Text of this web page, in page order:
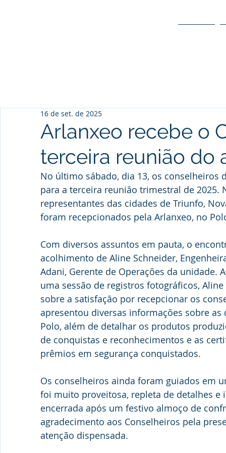
Arlanxeo recebe o
terceira reunião do
16 de set. de 2025
No último sábado, dia 13, os conselheiros
para a terceira reunião trimestral de
representantes das cidades de Triunfo,
foram recepcionados pela Arlanxeo, no
Com diversos assuntos em pauta, o
acolhimento de Aline Schneider,
Adani, Gerente de Operações da unidade.
uma sessão de registros fotográficos,
sobre a satisfação por recepcionar os
apresentou diversas informações sobre
Polo, além de detalhar os produtos
de conquistas e reconhecimentos e as
prêmios em segurança conquistados.
Os conselheiros ainda foram guiados em
foi muito proveitosa, repleta de detalhes
encerrada após um festivo almoço de
agradecimento aos Conselheiros pela
atenção dispensada.